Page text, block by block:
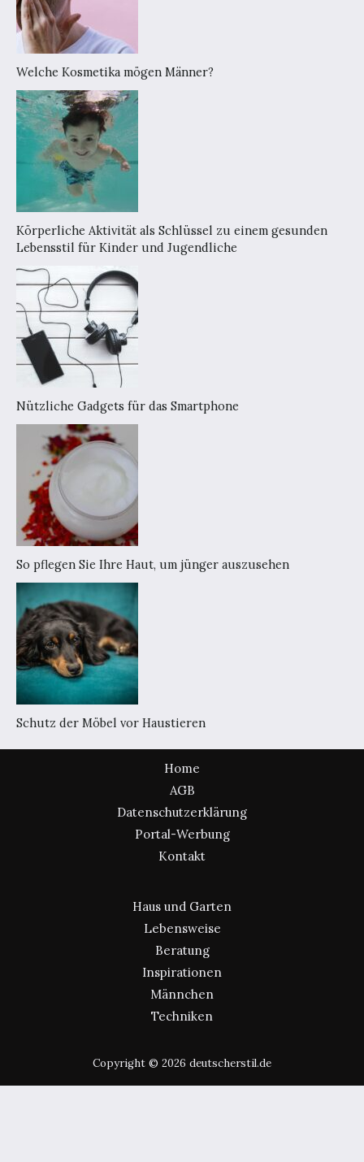
Welche Kosmetika mögen Männer?
Körperliche Aktivität als Schlüssel zu einem gesunden
Lebensstil für Kinder und Jugendliche
Nützliche Gadgets für das Smartphone
So pflegen Sie Ihre Haut, um jünger auszusehen
Schutz der Möbel vor Haustieren
Home
AGB
Datenschutzerklärung
Portal-Werbung
Kontakt
Haus und Garten
Lebensweise
Beratung
Inspirationen
Männchen
Techniken
Copyright © 2026 deutscherstil.de